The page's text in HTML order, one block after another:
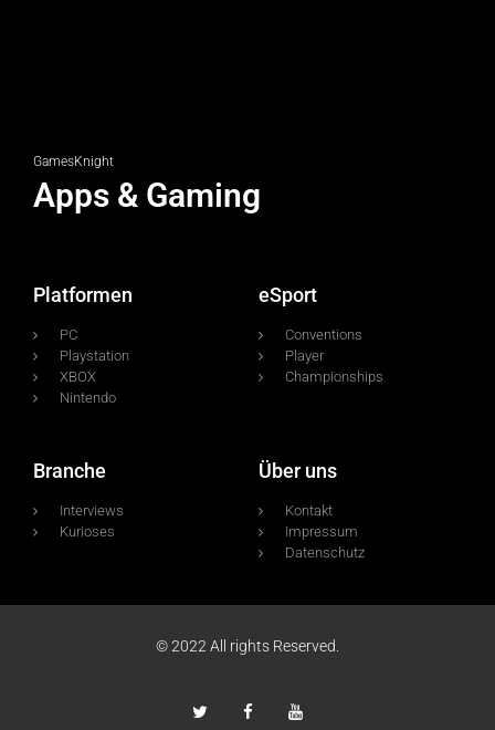
GamesKnight
Apps & Gaming
Platformen
PC
Playstation
XBOX
Nintendo
eSport
Conventions
Player
Championships
Branche
Interviews
Kurioses
Über uns
Kontakt
Impressum
Datenschutz
© 2022 All rights Reserved.